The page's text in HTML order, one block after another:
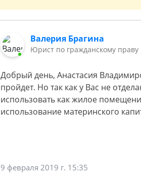
Валерия Брагина
Юрист по гражданскому праву
Добрый день, Анастасия
пройдет. Но так как у Вас не
использовать как жилое
использование материнского
9 февраля 2019 г. 15:35